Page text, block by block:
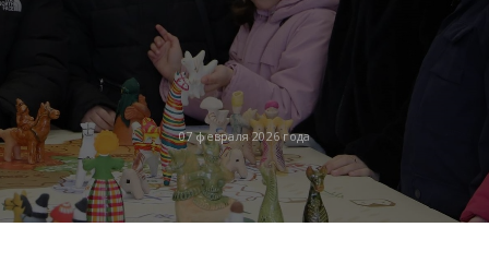
07 февраля 2026 года